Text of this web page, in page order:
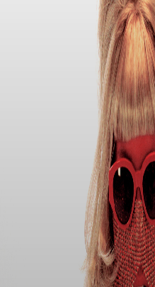
Diretto da Pietro Canepa
Assistente alla regia Andrea
Direttore alla fotografia
Styling Julie Wozniak
Styling comparse Briciola
Make-up Rossella Pastore e
Scouting comparse: Sofia